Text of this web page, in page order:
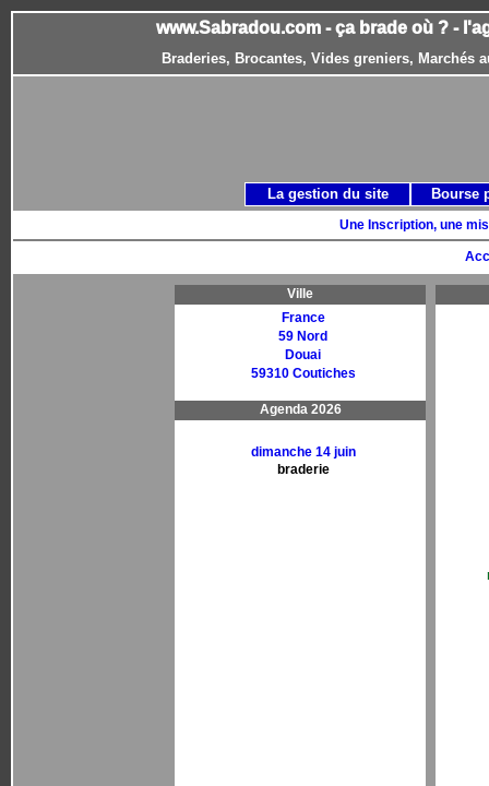
www.Sabradou.com - ça brade où ? -
Braderies, Brocantes, Vides greniers, Marchés
Une Inscription, une
Ville
France
59 Nord
Douai
59310 Coutiches
Agenda 2026
dimanche 14 juin
braderie
La gestion du site Bourse